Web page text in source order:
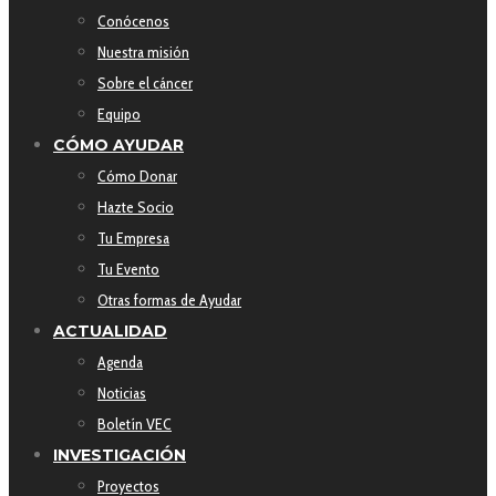
Conócenos
Nuestra misión
Sobre el cáncer
Equipo
CÓMO AYUDAR
Cómo Donar
Hazte Socio
Tu Empresa
Tu Evento
Otras formas de Ayudar
ACTUALIDAD
Agenda
Noticias
Boletín VEC
INVESTIGACIÓN
Proyectos